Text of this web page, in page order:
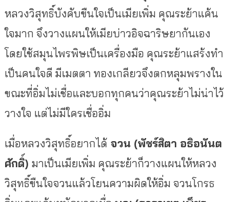
หลวงวิสุทธิ์บังคับขืนใจเป็นเมียเพิ่ม คุณระย้าแค้น
ใจมาก จึงวางแผนให้เมียบ่าวอิจฉาริษยากันเอง
โดยใช้สมุนไพรพิษเป็นเครื่องมือ คุณระย้าแสร้งทำ
เป็นคนใจดี มีเมตตา ทองเกลียวจึงตกหลุมพรางใน
ขณะที่อิ่มไม่เชื่อและบอกทุกคนว่าคุณระย้าไม่น่าไว้
วางใจ แต่ไม่มีใครเชื่ออิ่ม
เมื่อหลวงวิสุทธิ์อยากได้จวน (พัชร์สิตา อธิอนันต
ศักดิ์) มาเป็นเมียเพิ่ม คุณระย้าก็วางแผนให้หลวง
วิสุทธิ์ขืนใจจวนแล้วโยนความผิดให้อิ่ม จวนโกรธ